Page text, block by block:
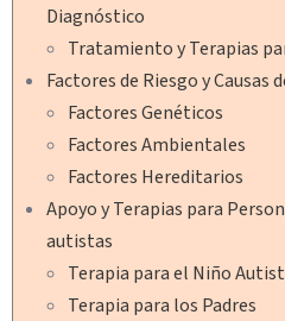
Diagnóstico
Tratamiento y Terapias
Factores de Riesgo y Causas
Factores Genéticos
Factores Ambientales
Factores Hereditarios
Apoyo y Terapias para
autistas
Terapia para el Niño
Terapia para los Padres